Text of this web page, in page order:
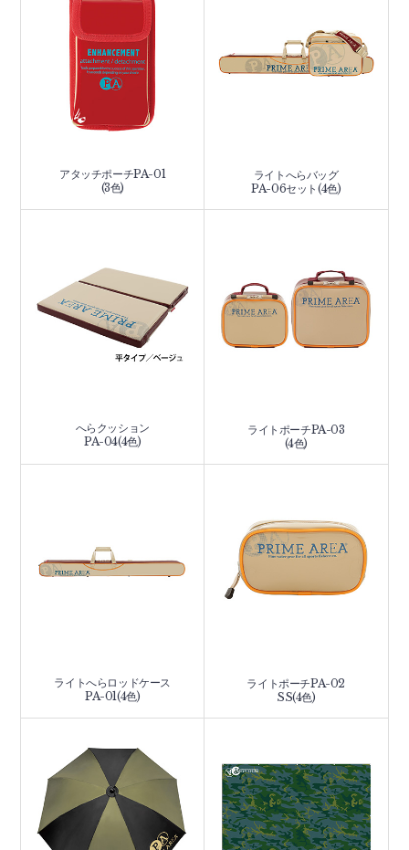
アタッチポーチPA-01
(3色)
ライトへらバッグ
PA-06セット(4色)
へらクッション
PA-04(4色)
ライトポーチPA-03
(4色)
ライトへらロッドケース
PA-01(4色)
ライトポーチPA-02
SS(4色)